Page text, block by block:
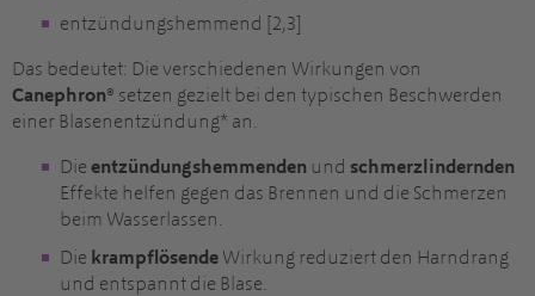
entzündungshemmend [2,3]
Das bedeutet: Die verschiedenen Wirkungen von
Canephron® setzen gezielt bei den typischen Beschwerden
einer Blasenentzündung* an.
Die entzündungshemmenden und schmerzlindernden
Effekte helfen gegen das Brennen und die Schmerzen
beim Wasserlassen.
Die krampflösende Wirkung reduziert den Harndrang
und entspannt die Blase.